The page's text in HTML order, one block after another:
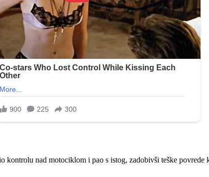
nad motociklom i pao s istog, zadobivši teške povrede